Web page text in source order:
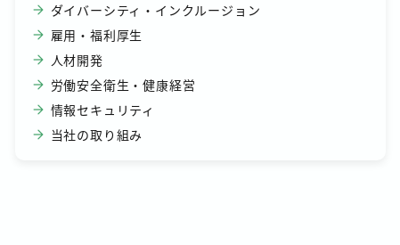
ダイバーシティ・インクルージョン
雇用・福利厚生
人材開発
労働安全衛生・健康経営
情報セキュリティ
当社の取り組み